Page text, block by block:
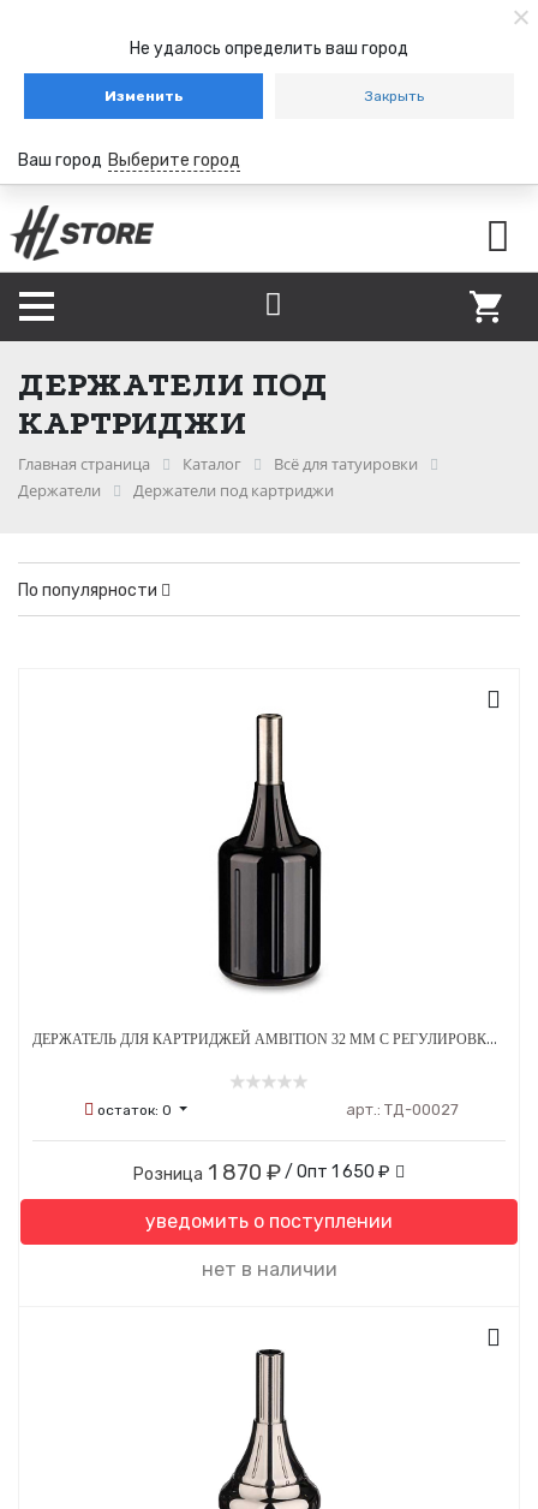
Не удалось определить ваш город
Изменить Закрыть
Ваш город Выберите город
ДЕРЖАТЕЛИ ПОД
КАРТРИДЖИ
Главная страница Каталог
Всё для татуировки
Держатели
Держатели под картриджи
По популярности
ДЕРЖАТЕЛЬ ДЛЯ КАРТРИДЖЕЙ AMBITION 32 ММ С РЕГУЛИРОВКОЙ АЛЮМИНИЕВЫЙ ЧЕРНЫЙ
остаток: 0 арт.: ТД-00027
Розница 1 870 ₽/ Опт 1 650 ₽
уведомить о поступлении
нет в наличии